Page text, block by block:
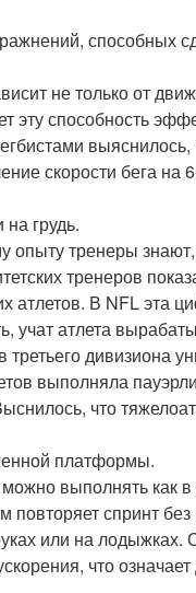
способных
не только от
эту способность
скорости бега на
грудь.
опыту тренеры
тренеров
атлетов. В NFL эта
учат атлета
третьего дивизиона
выполняла
что
платформы.
выполнять как
повторяет спринт
или на лодыжках.
что